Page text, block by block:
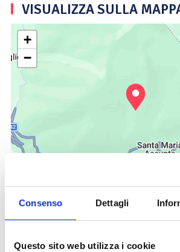
Consenso Dettagli
Questo sito web utilizza i cookie
VISUALIZZA SULLA
+
−